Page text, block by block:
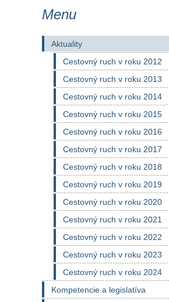
Menu
Aktuality
Cestovný ruch v roku 2012
Cestovný ruch v roku 2013
Cestovný ruch v roku 2014
Cestovný ruch v roku 2015
Cestovný ruch v roku 2016
Cestovný ruch v roku 2017
Cestovný ruch v roku 2018
Cestovný ruch v roku 2019
Cestovný ruch v roku 2020
Cestovný ruch v roku 2021
Cestovný ruch v roku 2022
Cestovný ruch v roku 2023
Cestovný ruch v roku 2024
Kompetencie a legislatíva